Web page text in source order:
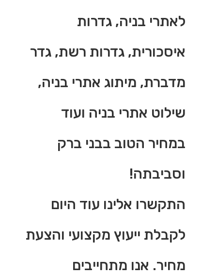
לאתרי בניה, גדרות
איסכורית, גדרות רשת, גדר
מדברת, מיתוג אתרי בניה,
שילוט אתרי בניה ועוד
במחיר הטוב בבני ברק
וסביבתה!
התקשרו אלינו עוד היום
לקבלת ייעוץ מקצועי והצעת
מחיר. אנו מתחייבים